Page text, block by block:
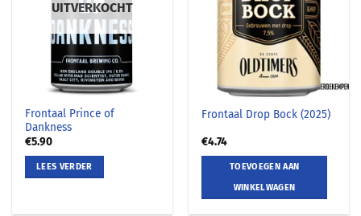
UITVERKOCHT
Frontaal Prince of
Dankness
€5.90
LEES VERDER
Frontaal Drop Bock (2025)
€4.74
TOEVOEGEN AAN
WINKELWAGEN